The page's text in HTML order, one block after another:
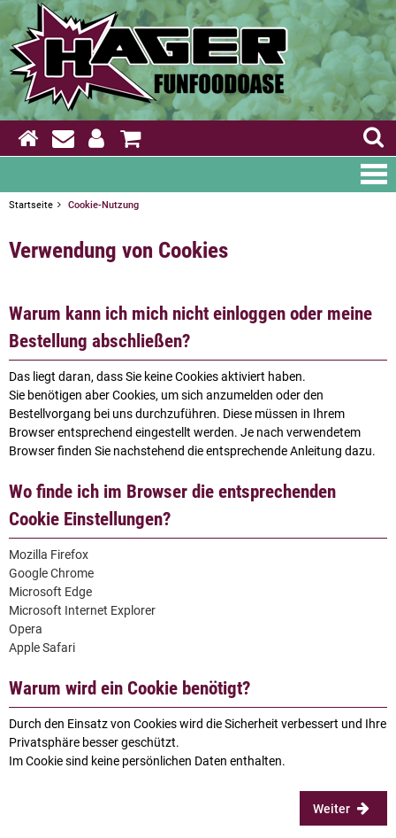
Startseite Cookie-Nutzung
Verwendung von Cookies
Warum kann ich mich nicht einloggen oder meine
Bestellung abschließen?
Das liegt daran, dass Sie keine Cookies aktiviert haben.
Sie benötigen aber Cookies, um sich anzumelden oder den
Bestellvorgang bei uns durchzuführen. Diese müssen in Ihrem
Browser entsprechend eingestellt werden. Je nach verwendetem
Browser finden Sie nachstehend die entsprechende Anleitung dazu.
Wo finde ich im Browser die entsprechenden
Cookie Einstellungen?
Mozilla Firefox
Google Chrome
Microsoft Edge
Microsoft Internet Explorer
Opera
Apple Safari
Warum wird ein Cookie benötigt?
Durch den Einsatz von Cookies wird die Sicherheit verbessert und Ihre
Privatsphäre besser geschützt.
Im Cookie sind keine persönlichen Daten enthalten.
Weiter